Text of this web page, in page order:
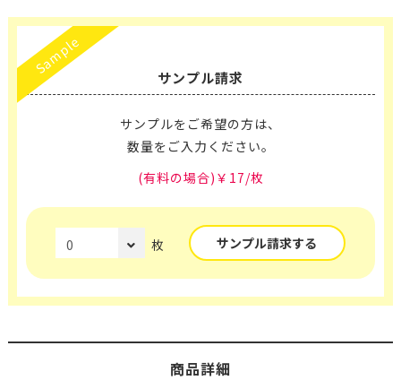
Sample
サンプル請求
サンプルをご希望の方は、
数量をご入力ください。
(有料の場合)￥17/枚
枚 サンプル請求する
商品詳細